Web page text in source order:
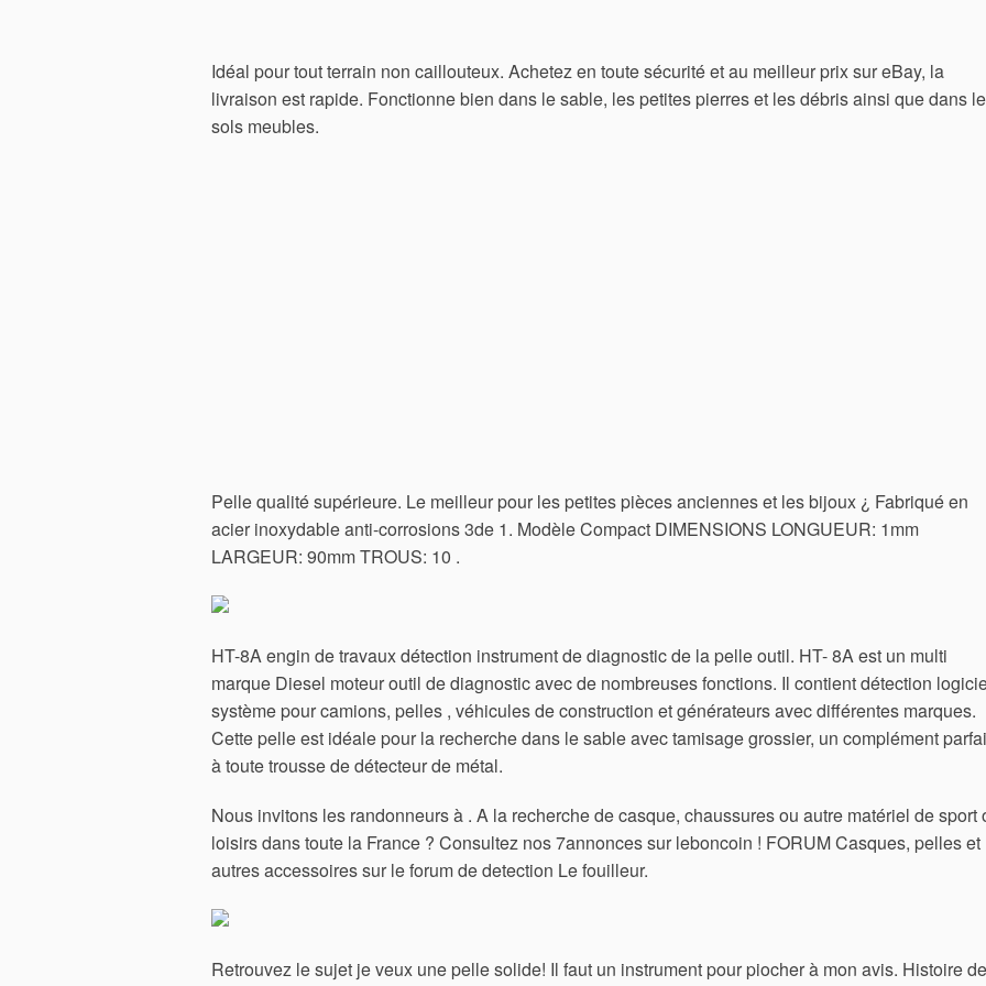
Idéal pour tout terrain non caillouteux. Achetez en toute sécurité et au meilleur prix sur eBay, la
livraison est rapide. Fonctionne bien dans le sable, les petites pierres et les débris ainsi que dans
sols meubles.
Pelle qualité supérieure. Le meilleur pour les petites pièces anciennes et les bijoux ¿ Fabriqué en
acier inoxydable anti-corrosions 3de 1. Modèle Compact DIMENSIONS LONGUEUR: 1mm
LARGEUR: 90mm TROUS: 10 .
HT-8A engin de travaux détection instrument de diagnostic de la pelle outil. HT- 8A est un multi
marque Diesel moteur outil de diagnostic avec de nombreuses fonctions. Il contient détection
système pour camions, pelles , véhicules de construction et générateurs avec différentes marques.
Cette pelle est idéale pour la recherche dans le sable avec tamisage grossier, un complément
à toute trousse de détecteur de métal.
Nous invitons les randonneurs à . A la recherche de casque, chaussures ou autre matériel de sport
loisirs dans toute la France ? Consultez nos 7annonces sur leboncoin ! FORUM Casques, pelles et
autres accessoires sur le forum de detection Le fouilleur.
Retrouvez le sujet je veux une pelle solide! Il faut un instrument pour piocher à mon avis. Histoire de